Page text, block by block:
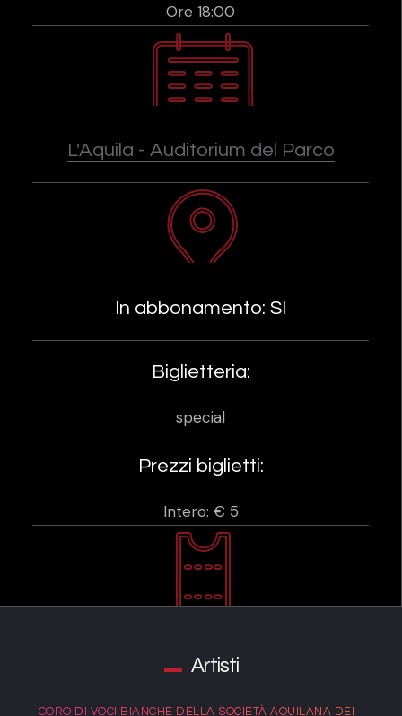
Ore 18:00
L'Aquila - Auditorium del Parco
In abbonamento: SI
Biglietteria:
special
Prezzi biglietti:
Intero: € 5
Artisti
CORO DI VOCI BIANCHE DELLA SOCIETÀ AQUILANA DEI